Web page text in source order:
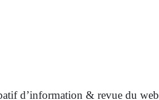
d’information & revue du web